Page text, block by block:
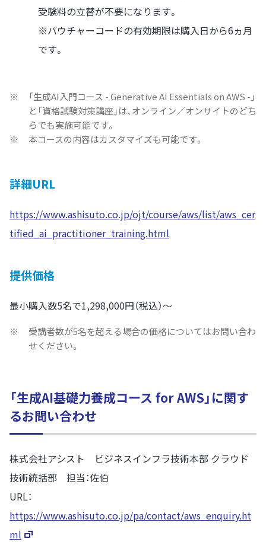
受験料の立替が不要になります。
※バウチャーコードの有効期限は購入日から6ヵ月
です。
※
「生成AI入門コース - Generative AI Essentials on AWS -」
と「資格試験対策講座」は、オンライン／オンサイトのどち
らでも実施可能です。
※
本コースの内容はカスタマイズも可能です。
詳細URL
https://www.ashisuto.co.jp/ojt/course/aws/list/aws_cer
tified_ai_practitioner_training.html
提供価格
最小購入数5名で1,298,000円（税込）～
※
受講者数が5名を超える場合の価格についてはお問い合わ
せください。
「生成AI基礎力養成コース for AWS」に関す
るお問い合わせ
株式会社アシスト ビジネスインフラ技術本部 クラウド
技術統括部 担当：佐伯
URL：
https://www.ashisuto.co.jp/pa/contact/aws_enquiry.ht
ml